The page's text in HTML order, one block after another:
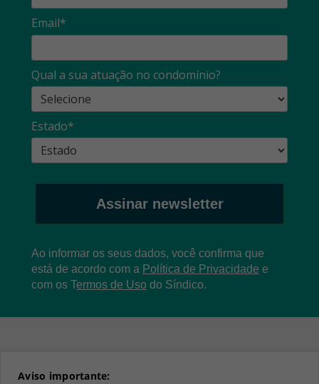
Email*
Qual a sua atuação no condomínio?
Estado*
Assinar newsletter
Ao informar os seus dados, você confirma que
está de acordo com a Política de Privacidade e
com os Termos de Uso do Síndico.
Aviso importante: